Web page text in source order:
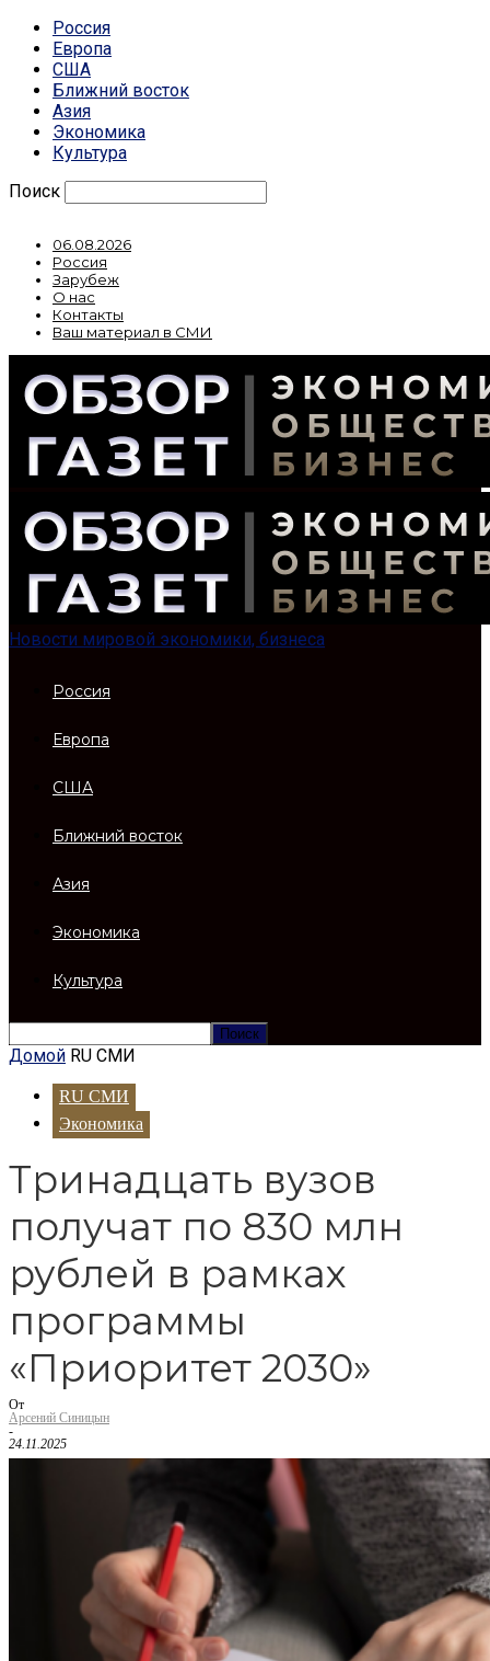
Россия
Европа
США
Ближний восток
Азия
Экономика
Культура
Поиск
06.08.2026
Россия
Зарубеж
О нас
Контакты
Ваш материал в СМИ
Новости мировой экономики, бизнеса
Россия
Европа
США
Ближний восток
Азия
Экономика
Культура
Домой RU СМИ
RU СМИ
Экономика
Тринадцать вузов
получат по 830 млн
рублей в рамках
программы
«Приоритет 2030»
От
Арсений Синицын
-
24.11.2025